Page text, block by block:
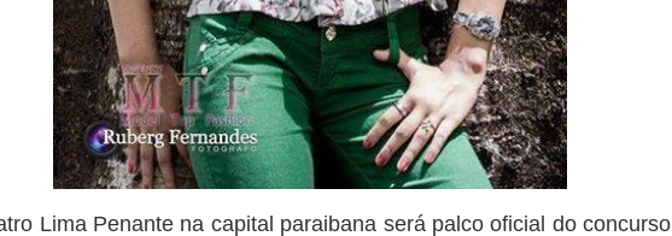
Lima Penante na capital paraibana será palco oficial do concurso